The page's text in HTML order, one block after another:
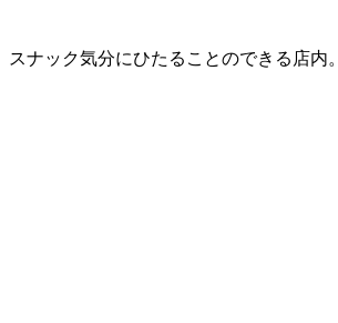
スナック気分にひたることのできる店内。